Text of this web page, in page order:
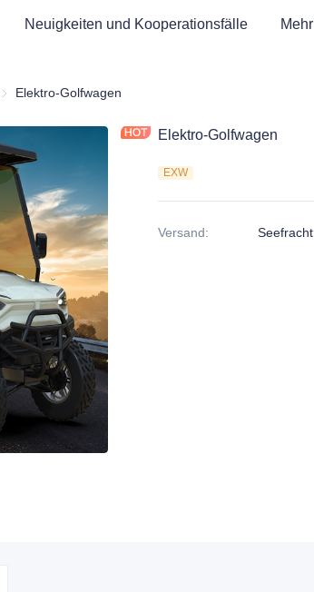
Neuigkeiten und Kooperationsfälle Mehr
Golfwagen & Elektrisches Dreirad ATV
Elektro-Golfwagen
Elektro-Golfwagen
EXW
Versand: Seefracht